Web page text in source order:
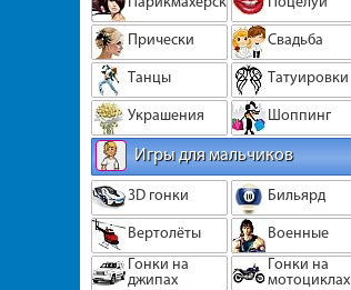
Прически
Свадьба
Танцы
Татуировки
Украшения
Шоппинг
Игры для мальчиков
3D гонки
Бильярд
Вертолёты
Военные
Гонки на
джипах
Гонки на
мотоциклах